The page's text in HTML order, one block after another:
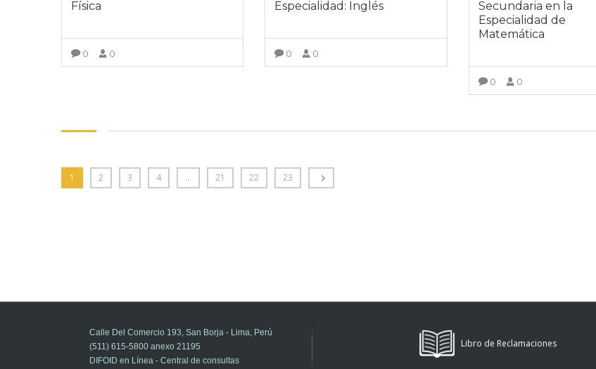
Física
0 0
Especialidad: Inglés
0 0
Secundaria en la
Especialidad de
Matemática
0 0
1 2 3 4 … 21 22 23
Calle Del Comercio 193, San Borja - Lima, Perú
(511) 615-5800 anexo 21195
DIFOID en Línea - Central de consultas
Libro de Reclamaciones